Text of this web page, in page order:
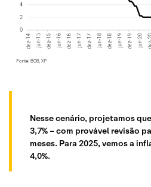
Nesse cenário, projetamos
3,7% – com provável revisão
meses. Para 2025, vemos a
4,0%.